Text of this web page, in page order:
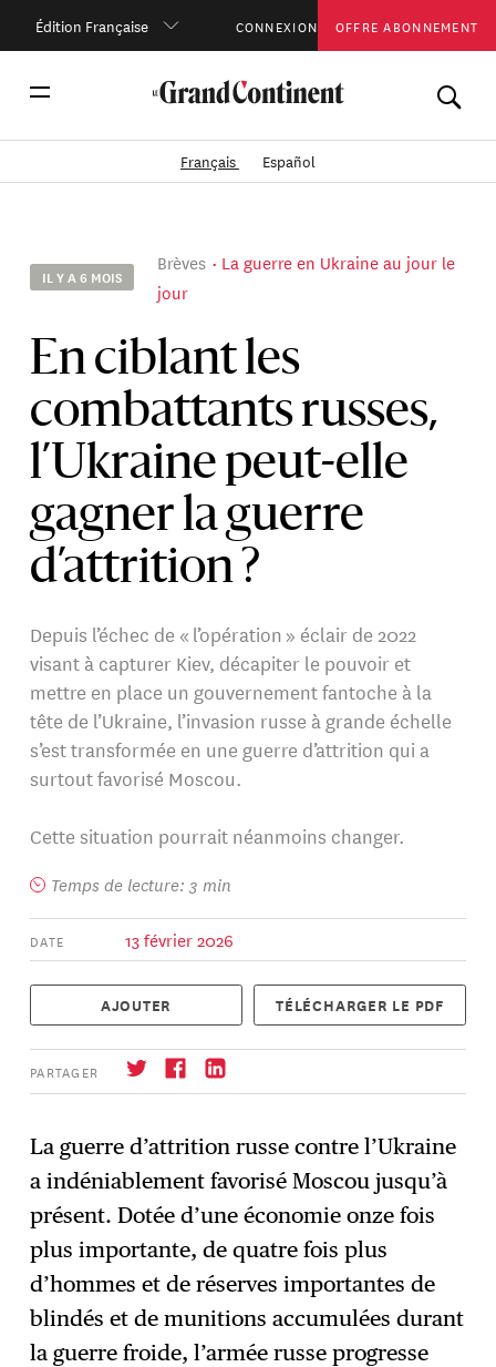
Édition Française CONNEXION OFFRE ABONNEMENT
Français Español
IL Y A 6 MOIS
Brèves
La guerre en Ukraine au jour le
jour
En ciblant les
combattants russes,
l’Ukraine peut-elle
gagner la guerre
d’attrition ?
Depuis l’échec de « l’opération » éclair de 2022
visant à capturer Kiev, décapiter le pouvoir et
mettre en place un gouvernement fantoche à la
tête de l’Ukraine, l’invasion russe à grande échelle
s’est transformée en une guerre d’attrition qui a
surtout favorisé Moscou.
Cette situation pourrait néanmoins changer.
Temps de lecture: 3 min
DATE 13 février 2026
AJOUTER TÉLÉCHARGER LE PDF
PARTAGER
→ S'abonner
La guerre d’attrition russe contre l’Ukraine
a indéniablement favorisé Moscou jusqu’à
présent. Dotée d’une économie onze fois
plus importante, de quatre fois plus
d’hommes et de réserves importantes de
blindés et de munitions accumulées durant
la guerre froide, l’armée russe progresse